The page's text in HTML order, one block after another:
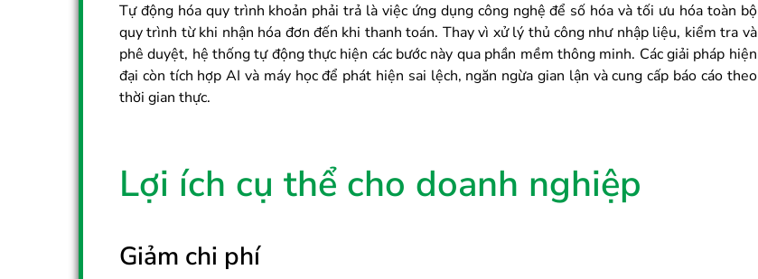
Tự động hóa quy trình khoản phải trả là việc ứng dụng công nghệ để số hóa và tối ưu hóa toàn bộ
quy trình từ khi nhận hóa đơn đến khi thanh toán. Thay vì xử lý thủ công như nhập liệu, kiểm tra và
phê duyệt, hệ thống tự động thực hiện các bước này qua phần mềm thông minh. Các giải pháp hiện
đại còn tích hợp AI và máy học để phát hiện sai lệch, ngăn ngừa gian lận và cung cấp báo cáo theo
thời gian thực.
Lợi ích cụ thể cho doanh nghiệp
Giảm chi phí